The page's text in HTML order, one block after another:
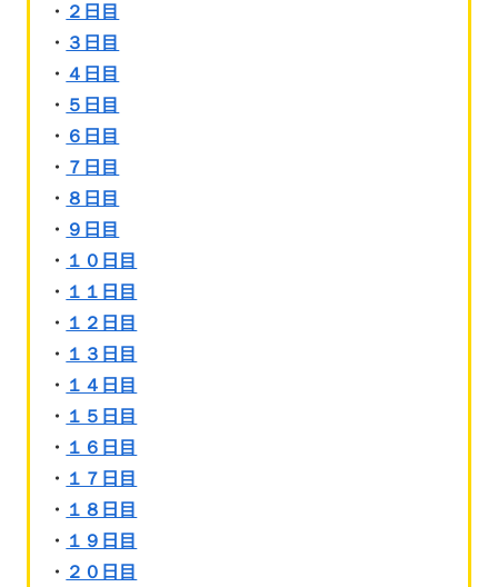
・ ２日目
・ ３日目
・ ４日目
・ ５日目
・ ６日目
・ ７日目
・ ８日目
・ ９日目
・ １０日目
・ １１日目
・ １２日目
・ １３日目
・ １４日目
・ １５日目
・ １６日目
・ １７日目
・ １８日目
・ １９日目
・ ２０日目